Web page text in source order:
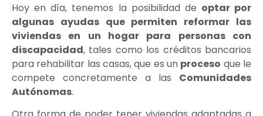
Hoy en día, tenemos la posibilidad de optar por
algunas ayudas que permiten reformar las
viviendas en un hogar para personas con
discapacidad, tales como los créditos bancarios
para rehabilitar las casas, que es un proceso que le
compete concretamente a las Comunidades
Autónomas.